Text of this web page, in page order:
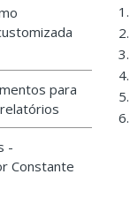
para
-
Constante